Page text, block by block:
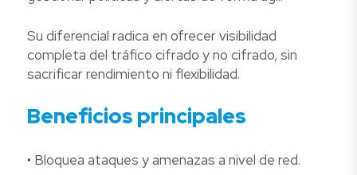
Su diferencial radica en ofrecer visibilidad
completa del tráfico cifrado y no cifrado, sin
sacrificar rendimiento ni flexibilidad.
Beneficios principales
• Bloquea ataques y amenazas a nivel de red.